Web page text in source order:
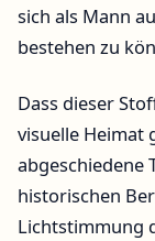
sich als Mann
bestehen zu
Dass dieser
visuelle Heimat
abgeschiedene
historischen
Lichtstimmung